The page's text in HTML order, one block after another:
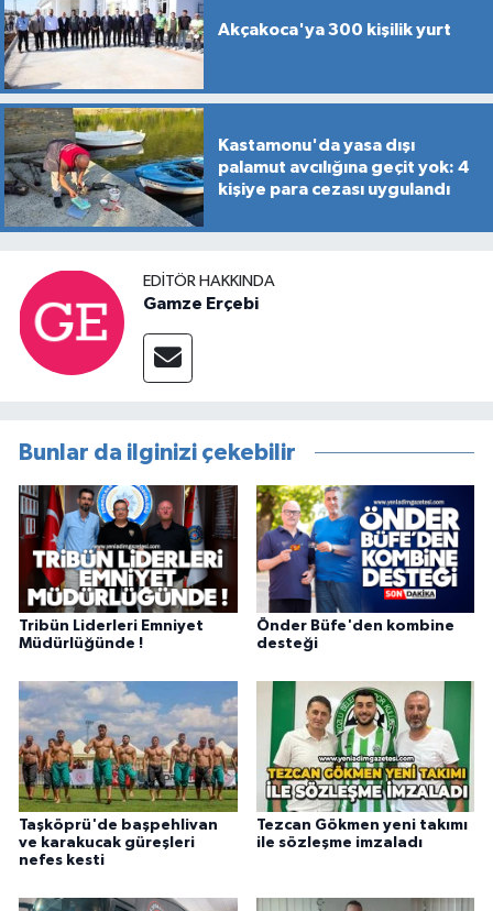
Akçakoca'ya 300 kişilik yurt
Kastamonu'da yasa dışı
palamut avcılığına geçit yok: 4
kişiye para cezası uygulandı
EDITÖR HAKKINDA
Gamze Erçebi
Bunlar da ilginizi çekebilir
Tribün Liderleri Emniyet
Müdürlüğünde !
Önder Büfe'den kombine
desteği
Taşköprü'de başpehlivan
ve karakucak güreşleri
nefes kesti
Tezcan Gökmen yeni takımı
ile sözleşme imzaladı